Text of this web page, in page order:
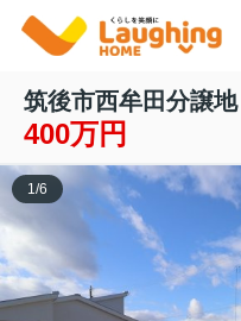
筑後市西牟田分譲地
400万円
1 /6